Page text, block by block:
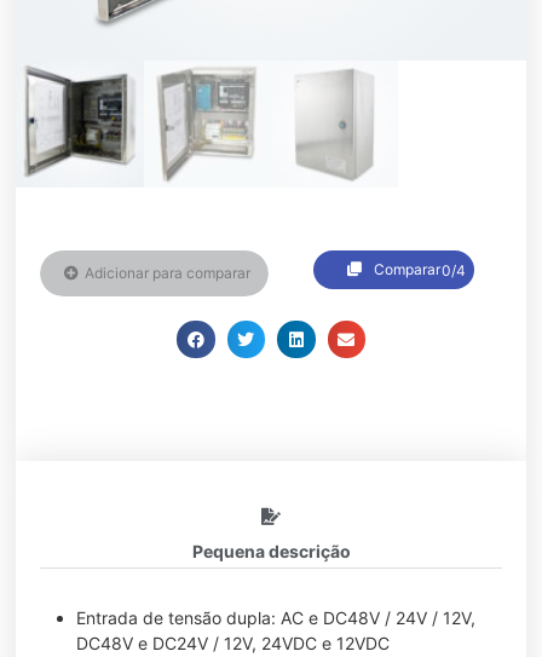
Adicionar para comparar Comparar0/4
Pequena descrição
Entrada de tensão dupla: AC e DC48V / 24V / 12V,
DC48V e DC24V / 12V, 24VDC e 12VDC